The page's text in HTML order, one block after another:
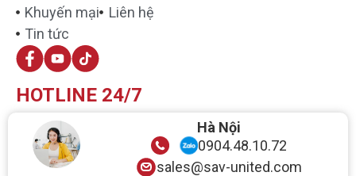
Khuyến mại
Tin tức
Liên hệ
HOTLINE 24/7
Hà Nội
0904.48.10.72
sales@sav-united.com